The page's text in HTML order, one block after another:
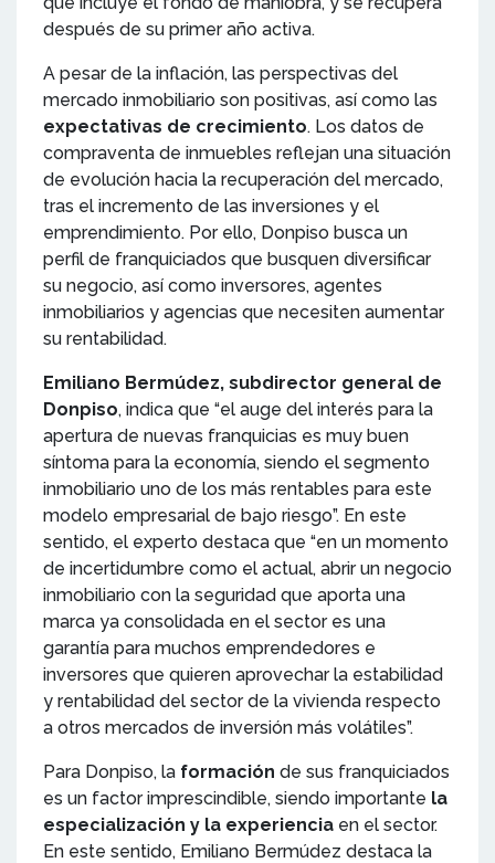
después de su primer año activa.
A pesar de la inflación, las perspectivas del
mercado inmobiliario son positivas, así como las
expectativas de crecimiento. Los datos de
compraventa de inmuebles reflejan una situación
de evolución hacia la recuperación del mercado,
tras el incremento de las inversiones y el
emprendimiento. Por ello, Donpiso busca un
perfil de franquiciados que busquen diversificar
su negocio, así como inversores, agentes
inmobiliarios y agencias que necesiten aumentar
su rentabilidad.
Emiliano Bermúdez, subdirector general de
Donpiso, indica que “el auge del interés para la
apertura de nuevas franquicias es muy buen
síntoma para la economía, siendo el segmento
inmobiliario uno de los más rentables para este
modelo empresarial de bajo riesgo”. En este
sentido, el experto destaca que “en un momento
de incertidumbre como el actual, abrir un negocio
inmobiliario con la seguridad que aporta una
marca ya consolidada en el sector es una
garantía para muchos emprendedores e
inversores que quieren aprovechar la estabilidad
y rentabilidad del sector de la vivienda respecto
a otros mercados de inversión más volátiles”.
Para Donpiso, la formación de sus franquiciados
es un factor imprescindible, siendo importante la
especialización y la experiencia en el sector.
En este sentido, Emiliano Bermúdez destaca la